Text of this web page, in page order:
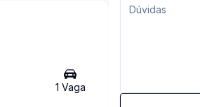
1 Vaga